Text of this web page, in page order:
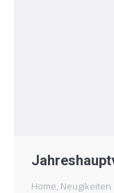
Home, Neugikeiten